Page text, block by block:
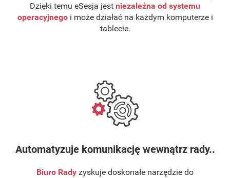
Dzięki temu eSesja jest niezależna od systemu
operacyjnegoi może działać na każdym komputerze i
tablecie.
Automatyzuje komunikację wewnątrz rady..
Biuro Rady zyskuje doskonałe narzędzie do